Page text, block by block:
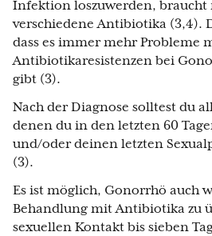
Infektion loszuwerden, braucht
verschiedene Antibiotika (3,4).
dass es immer mehr Probleme
Antibiotikaresistenzen bei
gibt (3).
Nach der Diagnose solltest du
denen du in den letzten 60
und/oder deinen letzten
(3).
Es ist möglich, Gonorrhö auch
Behandlung mit Antibiotika zu
sexuellen Kontakt bis sieben